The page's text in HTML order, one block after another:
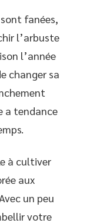
fanées,
l’arbuste
l’année
changer sa
a tendance
à cultiver
aux
un peu
votre